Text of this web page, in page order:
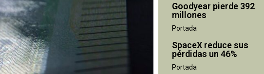
Goodyear pierde 392
millones
Portada
SpaceX reduce sus
pérdidas un 46%
Portada